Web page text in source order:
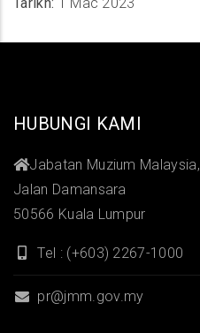
HUBUNGI KAMI
Jabatan Muzium Malaysia,
Jalan Damansara
50566 Kuala Lumpur
Tel : (+603) 2267-1000
pr@jmm.gov.my